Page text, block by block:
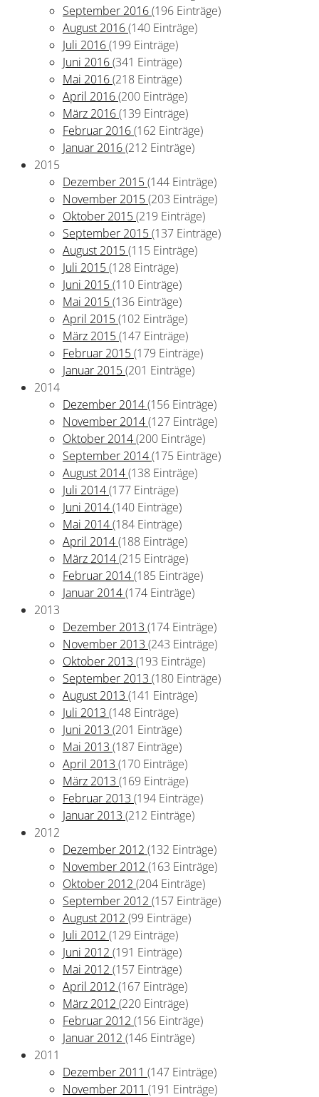
September 2016(196 Einträge)
August 2016(140 Einträge)
Juli 2016(199 Einträge)
Juni 2016(341 Einträge)
Mai 2016(218 Einträge)
April 2016(200 Einträge)
März 2016(139 Einträge)
Februar 2016(162 Einträge)
Januar 2016(212 Einträge)
2015
Dezember 2015(144 Einträge)
November 2015(203 Einträge)
Oktober 2015(219 Einträge)
September 2015(137 Einträge)
August 2015(115 Einträge)
Juli 2015(128 Einträge)
Juni 2015(110 Einträge)
Mai 2015(136 Einträge)
April 2015(102 Einträge)
März 2015(147 Einträge)
Februar 2015(179 Einträge)
Januar 2015(201 Einträge)
2014
Dezember 2014(156 Einträge)
November 2014(127 Einträge)
Oktober 2014(200 Einträge)
September 2014(175 Einträge)
August 2014(138 Einträge)
Juli 2014(177 Einträge)
Juni 2014(140 Einträge)
Mai 2014(184 Einträge)
April 2014(188 Einträge)
März 2014(215 Einträge)
Februar 2014(185 Einträge)
Januar 2014(174 Einträge)
2013
Dezember 2013 (174 Einträge)
November 2013 (243 Einträge)
Oktober 2013 (193 Einträge)
September 2013 (180 Einträge)
August 2013 (141 Einträge)
Juli 2013 (148 Einträge)
Juni 2013 (201 Einträge)
Mai 2013 (187 Einträge)
April 2013 (170 Einträge)
März 2013 (169 Einträge)
Februar 2013 (194 Einträge)
Januar 2013 (212 Einträge)
2012
Dezember 2012 (132 Einträge)
November 2012 (163 Einträge)
Oktober 2012 (204 Einträge)
September 2012 (157 Einträge)
August 2012 (99 Einträge)
Juli 2012 (129 Einträge)
Juni 2012 (191 Einträge)
Mai 2012 (157 Einträge)
April 2012 (167 Einträge)
März 2012 (220 Einträge)
Februar 2012 (156 Einträge)
Januar 2012 (146 Einträge)
2011
Dezember 2011 (147 Einträge)
November 2011 (191 Einträge)